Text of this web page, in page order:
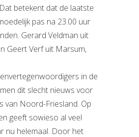
betekent dat de laatste
pas na 23.00 uur
Gerard Veldman uit
Geert Verf uit Marsum,
in de
dit slecht nieuws voor
van Noord-Friesland. Op
geeft sowieso al veel
nu helemaal. Door het